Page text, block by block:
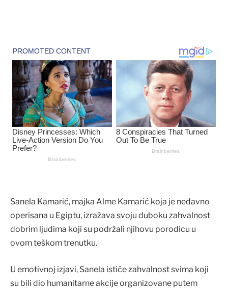
Sanela Kamarić, majka Alme Kamarić koja je nedavno
operisana u Egiptu, izražava svoju duboku zahvalnost
dobrim ljudima koji su podržali njihovu porodicu u
ovom teškom trenutku.
U emotivnoj izjavi, Sanela ističe zahvalnost svima koji
su bili dio humanitarne akcije organizovane putem